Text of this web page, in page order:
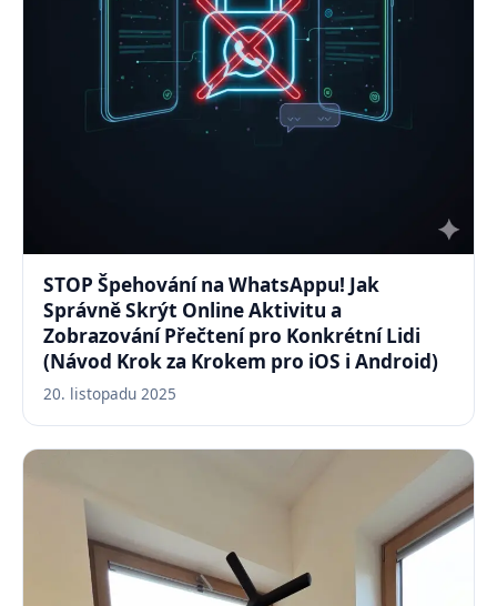
STOP Špehování na WhatsAppu! Jak
Správně Skrýt Online Aktivitu a
Zobrazování Přečtení pro Konkrétní Lidi
(Návod Krok za Krokem pro iOS i Android)
20. listopadu 2025